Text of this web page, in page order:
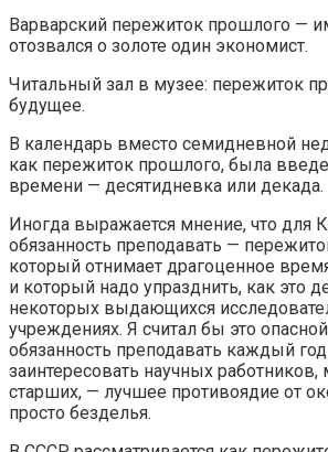
Варварский пережиток прошлого —
отозвался о золоте один экономист.
Читальный зал в музее: пережиток
будущее.
В календарь вместо семидневной
как пережиток прошлого, была
времени — десятидневка или декада.
Иногда выражается мнение, что для
обязанность преподавать —
который отнимает драгоценное
и который надо упразднить, как это
некоторых выдающихся
учреждениях. Я считал бы это
обязанность преподавать каждый
заинтересовать научных
старших, — лучшее противоядие от
просто безделья.